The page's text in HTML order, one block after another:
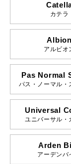
カテラ
Albion
アルビオ
Pas Normal
パス・ノーマル・
Universal
ユニバーサル・
Arden
アーデンバ